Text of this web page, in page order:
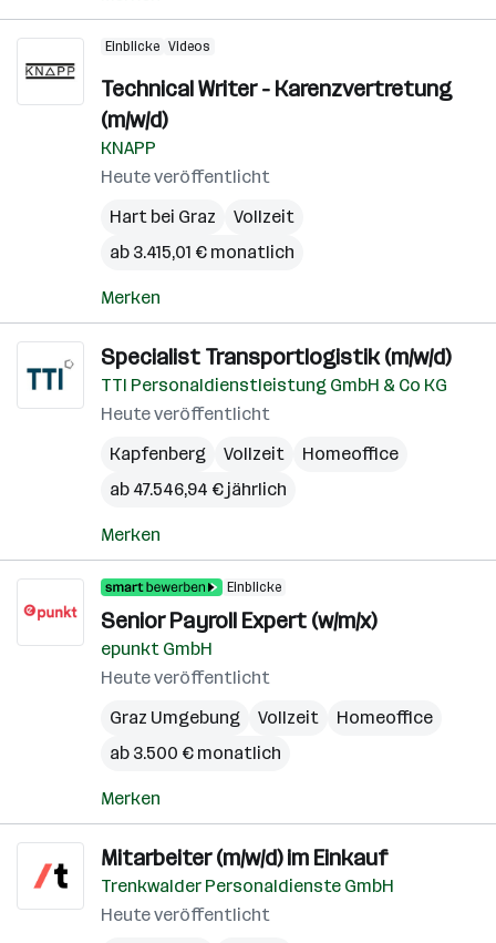
Einblicke Videos
Technical Writer - Karenzvertretung
(m/w/d)
KNAPP
Heute veröffentlicht
Hart bei Graz
Vollzeit
ab 3.415,01 € monatlich
Merken
Specialist Transportlogistik (m/w/d)
TTI Personaldienstleistung GmbH & Co KG
Heute veröffentlicht
Kapfenberg
Vollzeit
Homeoffice
ab 47.546,94 € jährlich
Merken
Einblicke
Senior Payroll Expert (w/m/x)
epunkt GmbH
Heute veröffentlicht
Graz Umgebung
Vollzeit
Homeoffice
ab 3.500 € monatlich
Merken
Mitarbeiter (m/w/d) im Einkauf
Trenkwalder Personaldienste GmbH
Heute veröffentlicht